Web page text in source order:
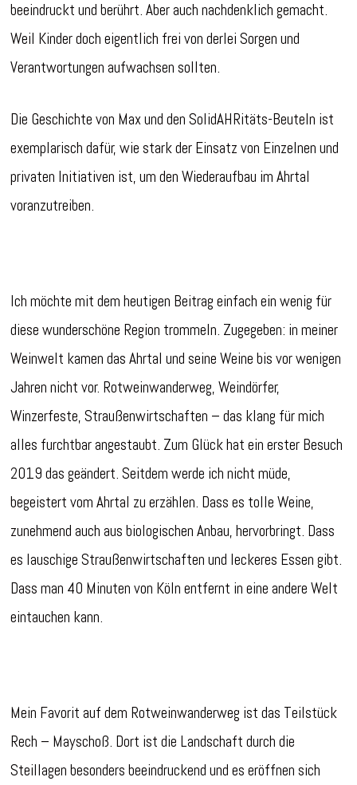
beeindruckt und berührt. Aber auch nachdenklich gemacht.
Weil Kinder doch eigentlich frei von derlei Sorgen und
Verantwortungen aufwachsen sollten.
Die Geschichte von Max und den SolidAHRitäts-Beuteln ist
exemplarisch dafür, wie stark der Einsatz von Einzelnen und
privaten Initiativen ist, um den Wiederaufbau im Ahrtal
voranzutreiben.
Ich möchte mit dem heutigen Beitrag einfach ein wenig für
diese wunderschöne Region trommeln. Zugegeben: in meiner
Weinwelt kamen das Ahrtal und seine Weine bis vor wenigen
Jahren nicht vor. Rotweinwanderweg, Weindörfer,
Winzerfeste, Straußenwirtschaften – das klang für mich
alles furchtbar angestaubt. Zum Glück hat ein erster Besuch
2019 das geändert. Seitdem werde ich nicht müde,
begeistert vom Ahrtal zu erzählen. Dass es tolle Weine,
zunehmend auch aus biologischen Anbau, hervorbringt. Dass
es lauschige Straußenwirtschaften und leckeres Essen gibt.
Dass man 40 Minuten von Köln entfernt in eine andere Welt
eintauchen kann.
Mein Favorit auf dem Rotweinwanderweg ist das Teilstück
Rech – Mayschoß. Dort ist die Landschaft durch die
Steillagen besonders beeindruckend und es eröffnen sich